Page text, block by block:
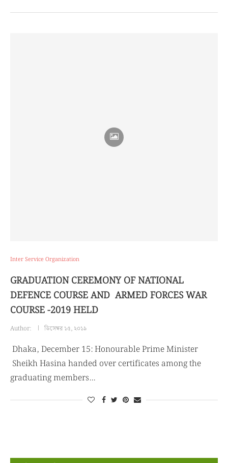
Inter Service Organization
GRADUATION CEREMONY OF NATIONAL
DEFENCE COURSE AND ARMED FORCES WAR
COURSE -2019 HELD
Author: ডিসেম্বর ১৫, ২০১৯
Dhaka, December 15: Honourable Prime Minister
Sheikh Hasina handed over certificates among the
graduating members…